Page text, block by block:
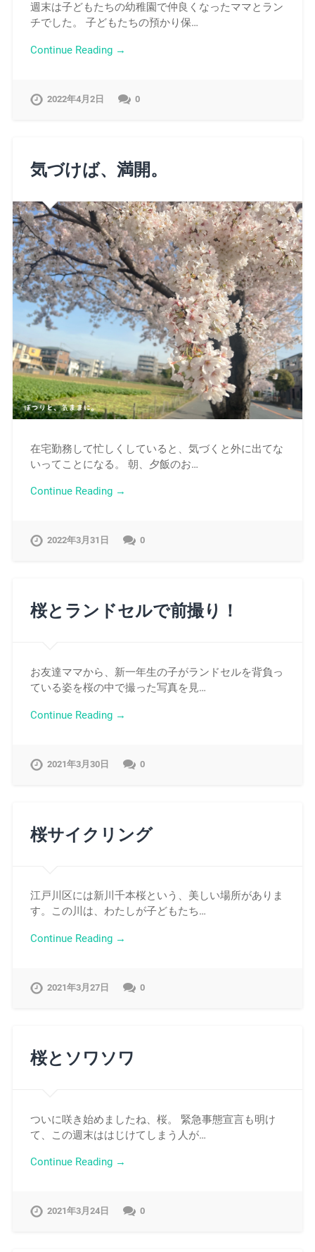
週末は子どもたちの幼稚園で仲良くなったママとラン
チでした。 子どもたちの預かり保…
Continue Reading →
2022年4月2日 0
気づけば、満開。
在宅勤務して忙しくしていると、気づくと外に出てな
いってことになる。 朝、夕飯のお…
Continue Reading →
2022年3月31日 0
桜とランドセルで前撮り！
お友達ママから、新一年生の子がランドセルを背負っ
ている姿を桜の中で撮った写真を見…
Continue Reading →
2021年3月30日 0
桜サイクリング
江戸川区には新川千本桜という、美しい場所がありま
す。この川は、わたしが子どもたち…
Continue Reading →
2021年3月27日 0
桜とソワソワ
ついに咲き始めましたね、桜。 緊急事態宣言も明け
て、この週末ははじけてしまう人が…
Continue Reading →
2021年3月24日 0